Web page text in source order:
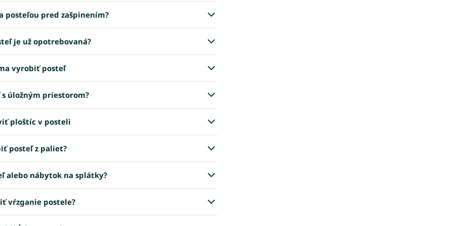
posteľou pred zašpinením?
je už opotrebovaná?
vyrobiť posteľ
úložným priestorom?
ploštíc v posteli
posteľ z paliet?
alebo nábytok na splátky?
vŕzganie postele?